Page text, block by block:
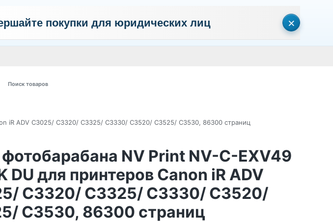
покупки для юридических лиц ×
iR ADV C3025/ C3320/ C3325/ C3330/ C3520/ C3525/ C3530, 86300 страниц
NV Print NV-C-EXV49
DU для принтеров Canon iR ADV
C3320/ C3325/ C3330/ C3520/
C3530, 86300 страниц